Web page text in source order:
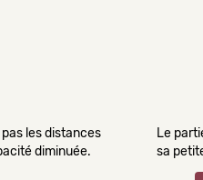
les distances
diminuée.
Le
sa